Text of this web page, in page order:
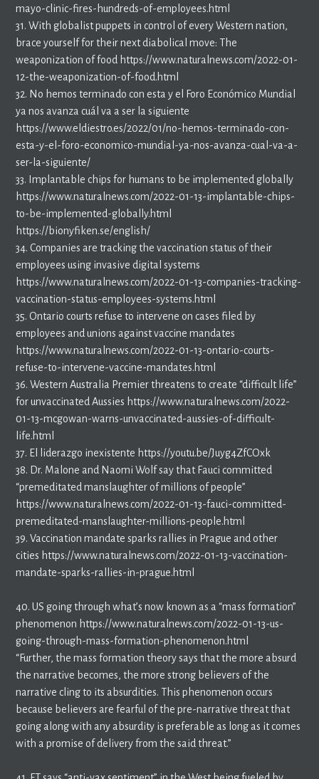
mayo-clinic-fires-hundreds-of-employees.html
31. With globalist puppets in control of every Western nation,
brace yourself for their next diabolical move: The
weaponization of food https://www.naturalnews.com/2022-01-
12-the-weaponization-of-food.html
32. No hemos terminado con esta y el Foro Económico Mundial
ya nos avanza cuál va a ser la siguiente
https://www.eldiestro.es/2022/01/no-hemos-terminado-con-
esta-y-el-foro-economico-mundial-ya-nos-avanza-cual-va-a-
ser-la-siguiente/
33. Implantable chips for humans to be implemented globally
https://www.naturalnews.com/2022-01-13-implantable-chips-
to-be-implemented-globally.html
https://bionyfiken.se/english/
34. Companies are tracking the vaccination status of their
employees using invasive digital systems
https://www.naturalnews.com/2022-01-13-companies-tracking-
vaccination-status-employees-systems.html
35. Ontario courts refuse to intervene on cases filed by
employees and unions against vaccine mandates
https://www.naturalnews.com/2022-01-13-ontario-courts-
refuse-to-intervene-vaccine-mandates.html
36. Western Australia Premier threatens to create “difficult life”
for unvaccinated Aussies https://www.naturalnews.com/2022-
01-13-mcgowan-warns-unvaccinated-aussies-of-difficult-
life.html
37. El liderazgo inexistente https://youtu.be/Juyg4ZfCOxk
38. Dr. Malone and Naomi Wolf say that Fauci committed
“premeditated manslaughter of millions of people”
https://www.naturalnews.com/2022-01-13-fauci-committed-
premeditated-manslaughter-millions-people.html
39. Vaccination mandate sparks rallies in Prague and other
cities https://www.naturalnews.com/2022-01-13-vaccination-
mandate-sparks-rallies-in-prague.html
40. US going through what’s now known as a “mass formation”
phenomenon https://www.naturalnews.com/2022-01-13-us-
going-through-mass-formation-phenomenon.html
“Further, the mass formation theory says that the more absurd
the narrative becomes, the more strong believers of the
narrative cling to its absurdities. This phenomenon occurs
because believers are fearful of the pre-narrative threat that
going along with any absurdity is preferable as long as it comes
with a promise of delivery from the said threat.”